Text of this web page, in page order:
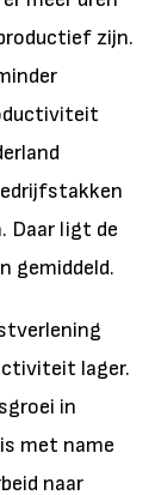
zijn.
Daar ligt de
gemiddeld.
lager.
in
met name
naar